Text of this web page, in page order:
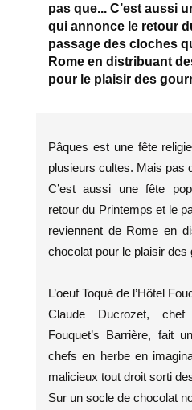
pas que... C’est aussi
qui annonce le retour
passage des cloches
Rome en distribuant
pour le plaisir des
Pâques est une fête
plusieurs cultes. Mais pas
C’est aussi une fête
retour du Printemps et le
reviennent de Rome en
chocolat pour le plaisir des
L’oeuf Toqué de l’Hôtel
Claude Ducrozet,
Fouquet’s Barrière, fait
chefs en herbe en
malicieux tout droit sorti
Sur un socle de chocolat